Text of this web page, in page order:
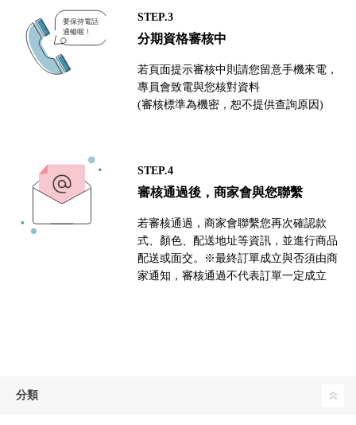
STEP.3
分期資格審核中
若頁面提示審核中則請您留意手機來電，
專員會致電與您核對資料
(審核標準為機密，恕不提供查詢原因)
STEP.4
審核通過後，商家會與您聯繫
若審核通過，商家會聯繫您再次確認款
式、顏色、配送地址等資訊，並進行商品
配送或面交。※最終訂單成立與否須由商
家通知，審核通過不代表訂單一定成立
分類